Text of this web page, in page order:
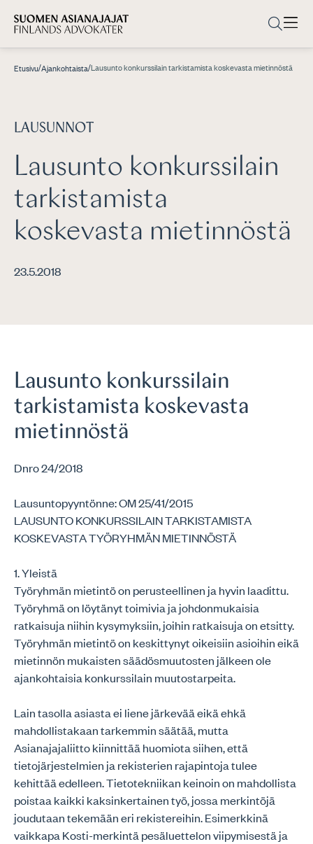
Etusivu/Ajankohtaista/Lausunto konkurssilain tarkistamista koskevasta mietinnöstä
LAUSUNNOT
Lausunto konkurssilain
tarkistamista
koskevasta mietinnöstä
23.5.2018
Lausunto konkurssilain
tarkistamista koskevasta
mietinnöstä
Dnro 24/2018
Lausuntopyyntönne: OM 25/41/2015
LAUSUNTO KONKURSSILAIN TARKISTAMISTA
KOSKEVASTA TYÖRYHMÄN MIETINNÖSTÄ
1. Yleistä
Työryhmän mietintö on perusteellinen ja hyvin laadittu.
Työryhmä on löytänyt toimivia ja johdonmukaisia
ratkaisuja niihin kysymyksiin, joihin ratkaisuja on etsitty.
Työryhmän mietintö on keskittynyt oikeisiin asioihin eikä
mietinnön mukaisten säädösmuutosten jälkeen ole
ajankohtaisia konkurssilain muutostarpeita.
Lain tasolla asiasta ei liene järkevää eikä ehkä
mahdollistakaan tarkemmin säätää, mutta
Asianajajaliitto kiinnittää huomiota siihen, että
tietojärjestelmien ja rekisterien rajapintoja tulee
kehittää edelleen. Tietotekniikan keinoin on mahdollista
poistaa kaikki kaksinkertainen työ, jossa merkintöjä
joudutaan tekemään eri rekistereihin. Esimerkkinä
vaikkapa Kosti-merkintä pesäluettelon viipymisestä ja